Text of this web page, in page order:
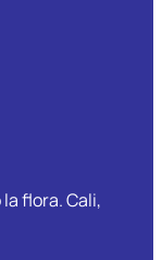
flora. Cali,